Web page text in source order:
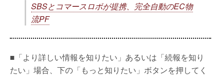
SBSとコマースロボが提携、完全自動のEC物
流PF
■「より詳しい情報を知りたい」あるいは「続報を知り
たい」場合、下の「もっと知りたい」ボタンを押してく